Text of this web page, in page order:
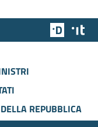
Team
REPUBBLICA